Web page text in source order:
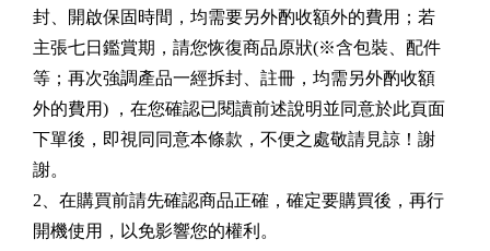
封、開啟保固時間，均需要另外酌收額外的費用；若
主張七日鑑賞期，請您恢復商品原狀(※含包裝、配件
等；再次強調產品一經拆封、註冊，均需另外酌收額
外的費用) ，在您確認已閱讀前述說明並同意於此頁面
下單後，即視同同意本條款，不便之處敬請見諒！謝
謝。
2、在購買前請先確認商品正確，確定要購買後，再行
開機使用，以免影響您的權利。